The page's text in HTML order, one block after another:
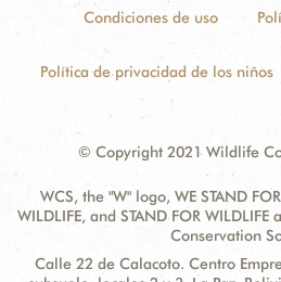
Condiciones de uso
Política de privacidad de los niños
© Copyright 2021 Wildlife
WCS, the "W" logo, WE STAND
WILDLIFE, and STAND FOR
Conservation
Contact
Address:
Calle 22 de Calacoto. Centro